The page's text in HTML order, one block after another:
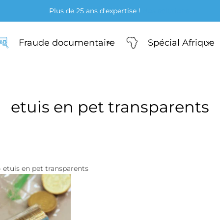
Plus de 25 ans d'expertise !
Fraude documentaire Spécial Afrique
etuis en pet transparents
etuis en pet transparents